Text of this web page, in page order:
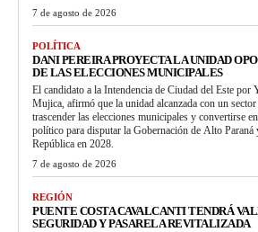
7 de agosto de 2026
POLÍTICA
DANI PEREIRA PROYECTA LA UNIDAD
DE LAS ELECCIONES MUNICIPALES
El candidato a la Intendencia de Ciudad del Este por
Mujica, afirmó que la unidad alcanzada con un
trascender las elecciones municipales y convertirse
político para disputar la Gobernación de Alto Paraná
República en 2028.
7 de agosto de 2026
REGIÓN
PUENTE COSTA CAVALCANTI TENDRÁ
SEGURIDAD Y PASARELA REVITALIZADA